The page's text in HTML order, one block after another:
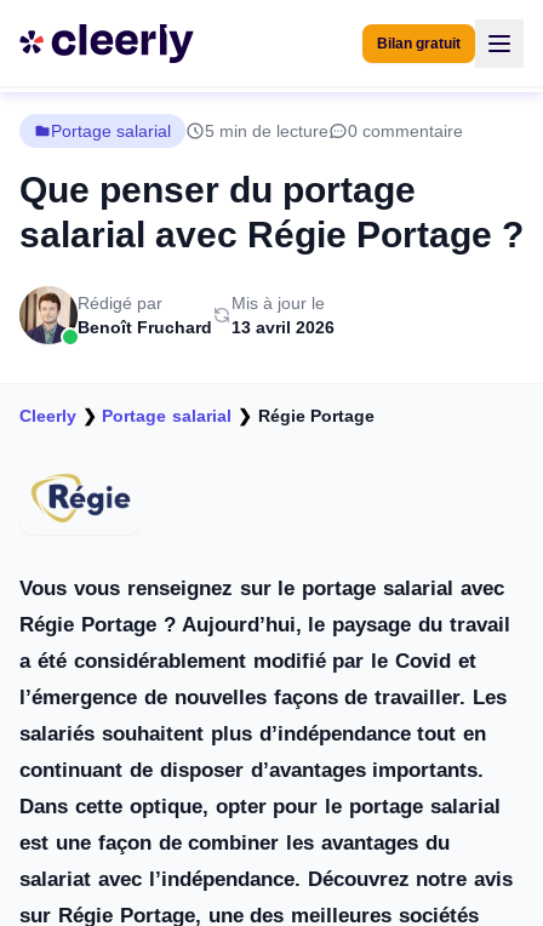
Bilan gratuit
Portage salarial 5 min de lecture 0 commentaire
Que penser du portage
salarial avec Régie Portage ?
Rédigé par
Benoît Fruchard
Mis à jour le
13 avril 2026
Cleerly ❯ Portage salarial ❯ Régie Portage
Vous vous renseignez sur le portage salarial avec
Régie Portage ? Aujourd’hui, le paysage du travail
a été considérablement modifié par le Covid et
l’émergence de nouvelles façons de travailler. Les
salariés souhaitent plus d’indépendance tout en
continuant de disposer d’avantages importants.
Dans cette optique, opter pour le portage salarial
est une façon de combiner les avantages du
salariat avec l’indépendance. Découvrez notre avis
sur Régie Portage, une des meilleures sociétés